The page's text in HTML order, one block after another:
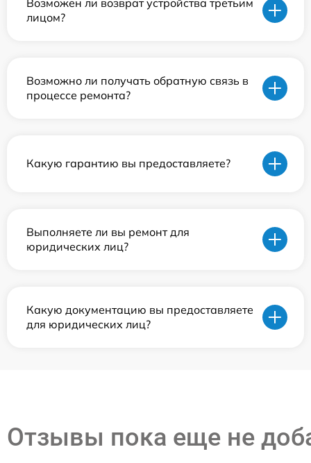
лицом?
Возможно ли получать обратную связь в
процессе ремонта?
Какую гарантию вы предоставляете?
Выполняете ли вы ремонт для
юридических лиц?
Какую документацию вы предоставляете
для юридических лиц?
Отзывы пока еще не